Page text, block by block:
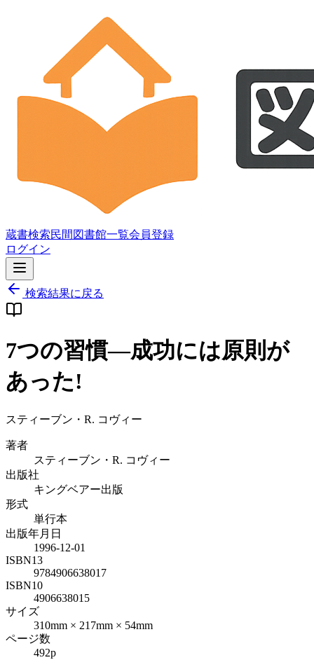
蔵書検索民間図書館一覧会員登録
ログイン
検索結果に戻る
7つの習慣―成功には原則が
あった!
スティーブン・R. コヴィー
著者
スティーブン・R. コヴィー
出版社
キングベアー出版
形式
単行本
出版年月日
1996-12-01
ISBN13
9784906638017
ISBN10
4906638015
サイズ
310mm × 217mm × 54mm
ページ数
492p